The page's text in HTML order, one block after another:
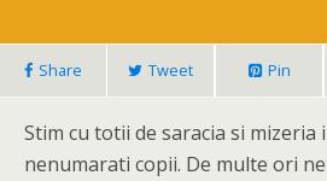
Share Tweet Pin
Stim cu totii de saracia si mizeria
nenumarati copii. De multe ori